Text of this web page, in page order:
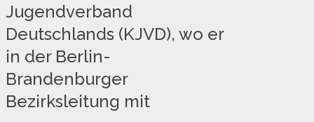
Jugendverband
Deutschlands (KJVD), wo er
in der Berlin-
Brandenburger
Bezirksleitung mit